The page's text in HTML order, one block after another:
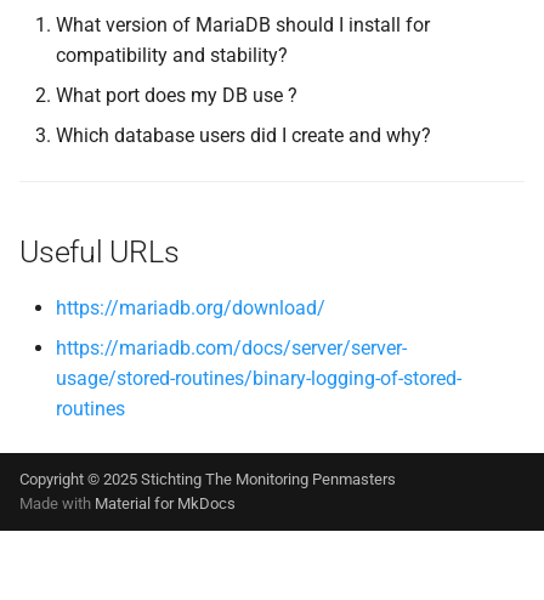
What version of MariaDB should I install for
compatibility and stability?
What port does my DB use ?
Which database users did I create and why?
Useful URLs
https://mariadb.org/download/
https://mariadb.com/docs/server/server-
usage/stored-routines/binary-logging-of-stored-
routines
Copyright © 2025 Stichting The Monitoring Penmasters
Made with Material for MkDocs